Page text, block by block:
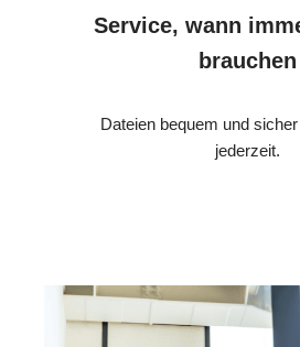
Service, wann
brauchen
Dateien bequem und
jederzeit.